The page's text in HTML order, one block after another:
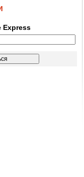
Express